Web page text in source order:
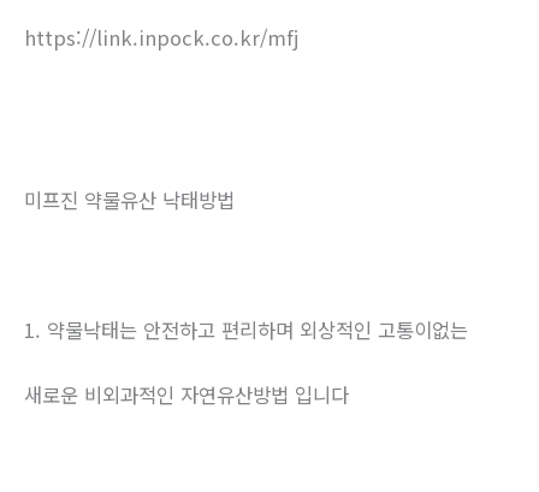
https://link.inpock.co.kr/mfj
미프진 약물유산 낙태방법
1. 약물낙태는 안전하고 편리하며 외상적인 고통이없는
새로운 비외과적인 자연유산방법 입니다